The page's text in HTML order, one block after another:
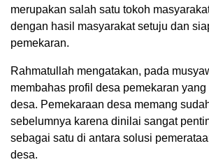
merupakan salah satu tokoh
dengan hasil masyarakat setuju dan
pemekaran.
Rahmatullah mengatakan, pada
membahas profil desa pemekaran
desa. Pemekaraan desa memang
sebelumnya karena dinilai sangat
sebagai satu di antara solusi
desa.